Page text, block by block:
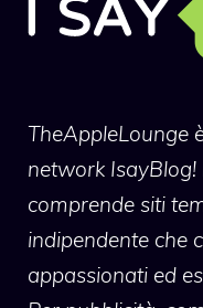
TheAppleLounge
network
comprende siti
indipendente che
appassionati ed